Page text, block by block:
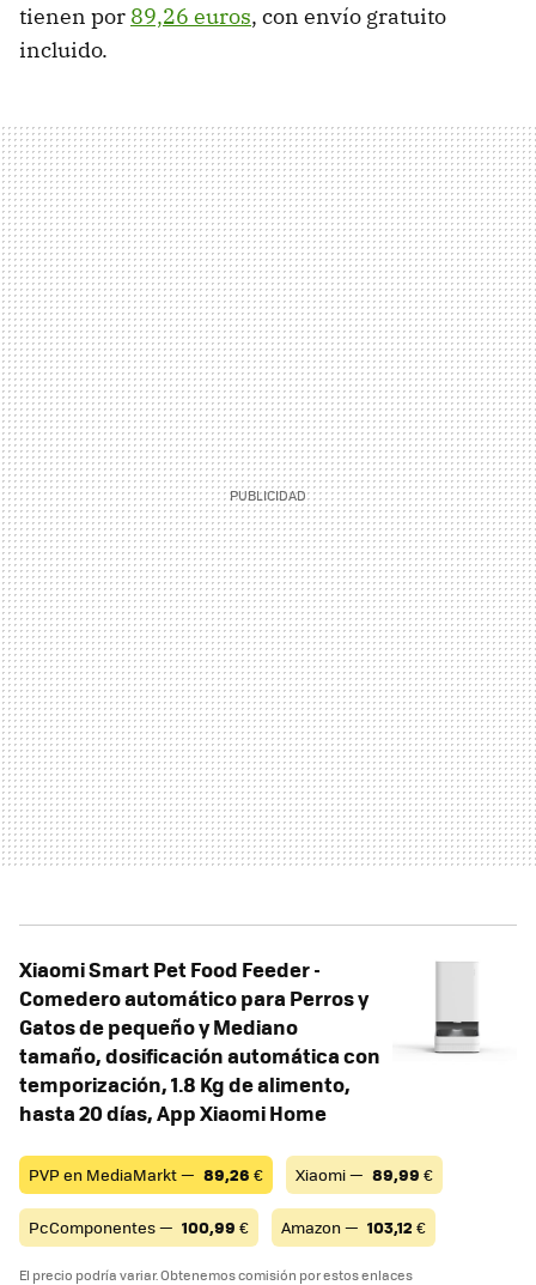
tienen por 89,26 euros, con envío gratuito
incluido.
Xiaomi Smart Pet Food Feeder -
Comedero automático para Perros y
Gatos de pequeño y Mediano
tamaño, dosificación automática con
temporización, 1.8 Kg de alimento,
hasta 20 días, App Xiaomi Home
PVP en MediaMarkt — 89,26 € Xiaomi — 89,99 €
PcComponentes — 100,99 € Amazon — 103,12 €
El precio podría variar. Obtenemos comisión por estos enlaces